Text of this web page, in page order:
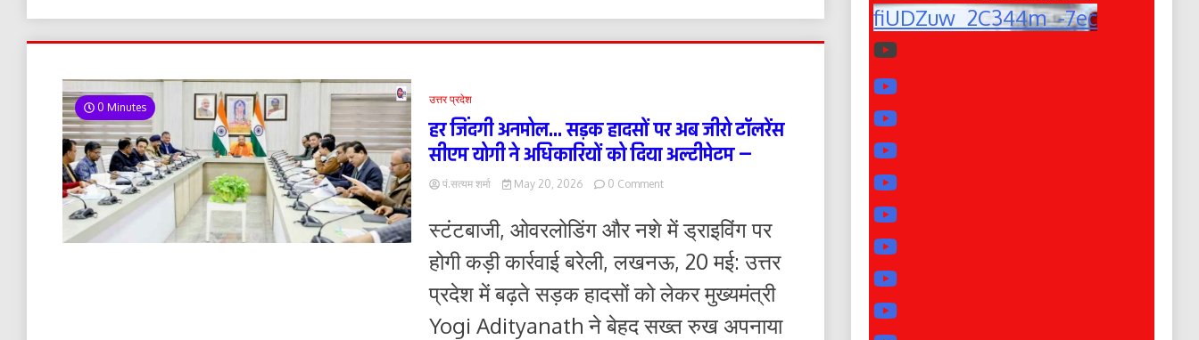
डाउनलोड
0 Minutes
उत्तर प्रदेश
हर जिंदगी अनमोल… सड़क हादसों पर अब जीरो टॉलरेंस
सीएम योगी ने अधिकारियों को दिया अल्टीमेटम —
पं.सत्यम शर्मा May 20, 2026 0 Commenton
जिंदगी
अनमोल…
हादसों
पर
अब
टॉलरेंस
स्टंटबाजी, ओवरलोडिंग और नशे में ड्राइविंग पर
होगी कड़ी कार्रवाई बरेली, लखनऊ, 20 मई: उत्तर
प्रदेश में बढ़ते सड़क हादसों को लेकर मुख्यमंत्री
Yogi Adityanath ने बेहद सख्त रुख अपनाया
fiUDZuw_2C344m_-7ec